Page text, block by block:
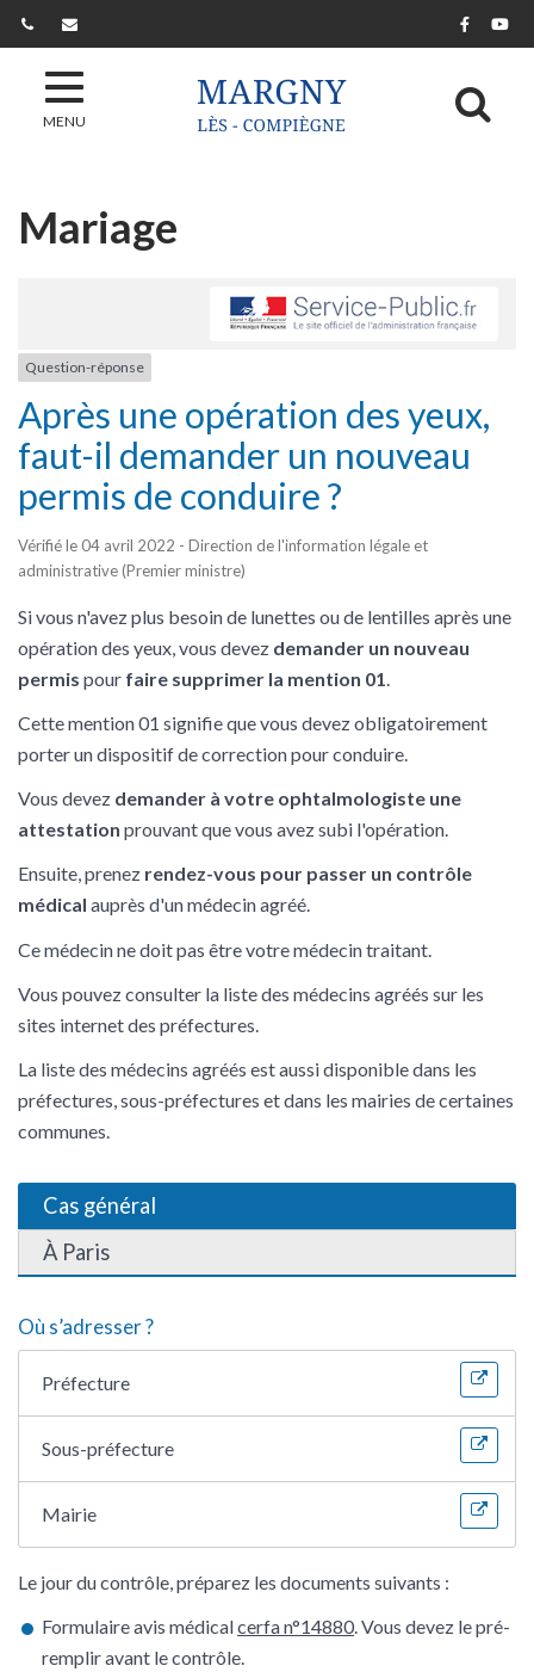
Lien
MENU
Mariage
Question-réponse
Après une opération des yeux,
faut-il demander un nouveau
permis de conduire ?
Vérifié le 04 avril 2022 - Direction de l'information légale et
administrative (Premier ministre)
Si vous n'avez plus besoin de lunettes ou de lentilles après une
opération des yeux, vous devez demander un nouveau
permis pour faire supprimer la mention 01.
Cette mention 01 signifie que vous devez obligatoirement
porter un dispositif de correction pour conduire.
Vous devez demander à votre ophtalmologiste une
attestation prouvant que vous avez subi l'opération.
Ensuite, prenez rendez-vous pour passer un contrôle
médical auprès d'un médecin agréé.
Ce médecin ne doit pas être votre médecin traitant.
Vous pouvez consulter la liste des médecins agréés sur les
sites internet des préfectures.
La liste des médecins agréés est aussi disponible dans les
préfectures, sous-préfectures et dans les mairies de certaines
communes.
Cas général
À Paris
Où s’adresser ?
Préfecture
Sous-préfecture
Mairie
Le jour du contrôle, préparez les documents suivants :
Formulaire avis médicalcerfa n°14880. Vous devez le pré-
remplir avant le contrôle.